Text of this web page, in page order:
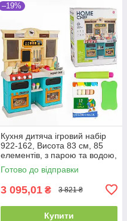
–19%
Кухня дитяча ігровий набір
922-162, Висота 83 см, 85
елементів, з парою та водою,
світлом і звуками
Готово до відправки
3 095,01 ₴ 3 821 ₴
Купити